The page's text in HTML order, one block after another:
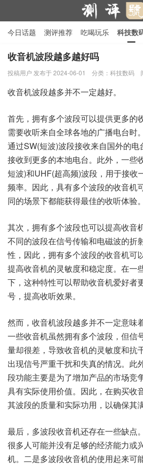
今日话题 测评推荐 吃喝玩乐 科技数
行业产品 在线投稿 隐私政策
收音机波段越多越好吗
投稿用户 发布于 2024-06-01 分类： 科技数码
收音机波段越多并不一定越好。
首先，拥有多个波段可以提供更多的
需要收听来自全球各地的广播电台时
通过SW(短波)波段接收来自国外的电
接收到更多的本地电台。此外，一些
短波)和UHF(超高频)波段，用于接收
频率。因此，具有多个波段的收音机
同的场景下都能获得最佳的收听体验。
其次，拥有多个波段也可以提高收音
不同的波段在信号传输和电磁波的折
性，因此，拥有多个波段的收音机可
提高收音机的灵敏度和稳定度。在一
下，这种特性可以帮助收音机爱好者
号，提高收听效果。
然而，收音机波段越多并不一定意味
一些收音机虽然拥有多个波段，但信
量却很差，导致收音机的灵敏度和抗
出现信号严重干扰和失真的情况。此
段功能主要是为了增加产品的市场竞
具有实际使用价值。因此，在购买收
其波段的质量和实际功用，以确保其
最后，多波段收音机还存在一些缺点
很多人可能并没有足够的经济能力或
机。二是多波段收音机的使用起来可